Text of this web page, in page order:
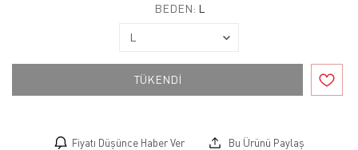
BEDEN: L
TÜKENDİ
Fiyatı Düşünce Haber Ver Bu Ürünü Paylaş